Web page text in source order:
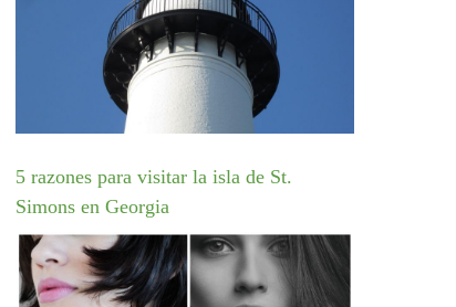
5 razones para visitar la isla de St.
Simons en Georgia